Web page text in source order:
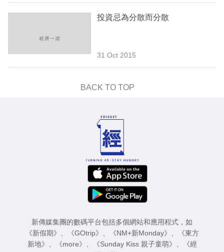
區
投資忌為分散而分散
31 Oct 2015
BACK TO TOP
新傳媒集團的數碼平台包括多個網站和應用程式，如
《新假期》
《GOtrip》 《NM+新Monday》
《東方
新地》
《more》 《Sunday Kiss 親子童萌》
《經